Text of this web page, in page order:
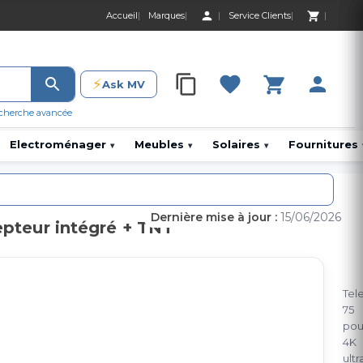
Accueil Marques Service Clients
0 Produit 0,00
avancée
⚡Ask MV 0 Produit 0,00 DH
Electroménager ▾ Meubles ▾ Solaires ▾ Fournitures
intégré + TNT
75
4K
Dernière mise à jour : 15/06/2026